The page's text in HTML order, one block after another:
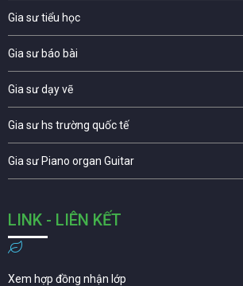
Gia sư tiểu học
Gia sư báo bài
Gia sư dạy vẽ
Gia sư hs trường quốc tế
Gia sư Piano organ Guitar
LINK - LIÊN KẾT
Xem hợp đồng nhận lớp